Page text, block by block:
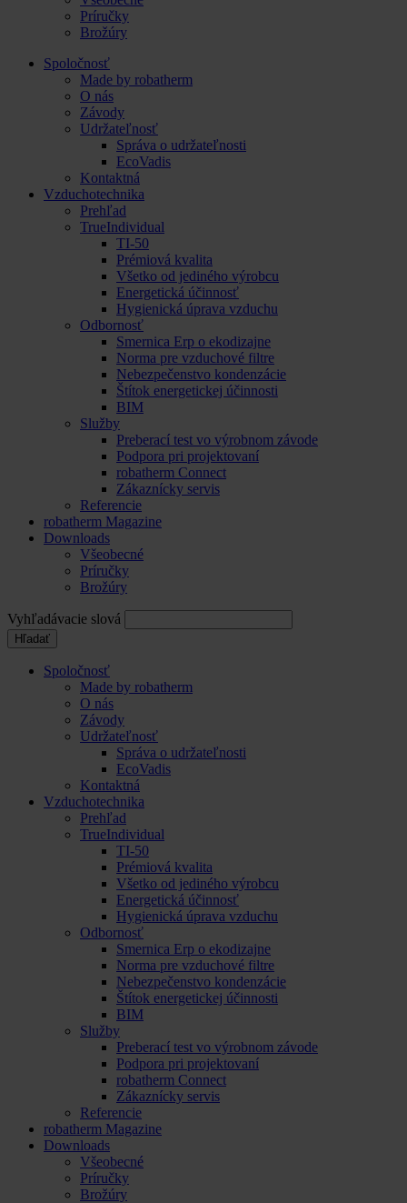
Príručky
Brožúry
Spoločnosť
Made by robatherm
O nás
Závody
Udržateľnosť
Správa o udržateľnosti
EcoVadis
Kontaktná
Vzduchotechnika
Prehľad
TrueIndividual
TI-50
Prémiová kvalita
Všetko od jediného výrobcu
Energetická účinnosť
Hygienická úprava vzduchu
Odbornosť
Smernica Erp o ekodizajne
Norma pre vzduchové filtre
Nebezpečenstvo kondenzácie
Štítok energetickej účinnosti
BIM
Služby
Preberací test vo výrobnom závode
Podpora pri projektovaní
robatherm Connect
Zákaznícky servis
Referencie
robatherm Magazine
Downloads
Všeobecné
Príručky
Brožúry
Vyhľadávacie slová
Hľadať
Spoločnosť
Made by robatherm
O nás
Závody
Udržateľnosť
Správa o udržateľnosti
EcoVadis
Kontaktná
Vzduchotechnika
Prehľad
TrueIndividual
TI-50
Prémiová kvalita
Všetko od jediného výrobcu
Energetická účinnosť
Hygienická úprava vzduchu
Odbornosť
Smernica Erp o ekodizajne
Norma pre vzduchové filtre
Nebezpečenstvo kondenzácie
Štítok energetickej účinnosti
BIM
Služby
Preberací test vo výrobnom závode
Podpora pri projektovaní
robatherm Connect
Zákaznícky servis
Referencie
robatherm Magazine
Downloads
Všeobecné
Príručky
Brožúry